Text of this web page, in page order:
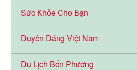
Sức Khỏe Cho Bạn
Duyên Dáng Việt Nam
Du Lịch Bốn Phương